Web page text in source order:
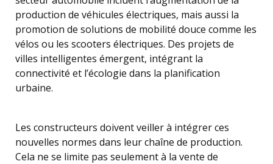
production de véhicules électriques, mais aussi la
promotion de solutions de mobilité douce comme les
vélos ou les scooters électriques. Des projets de
villes intelligentes émergent, intégrant la
connectivité et l’écologie dans la planification
urbaine.
Les constructeurs doivent veiller à intégrer ces
nouvelles normes dans leur chaîne de production.
Cela ne se limite pas seulement à la vente de